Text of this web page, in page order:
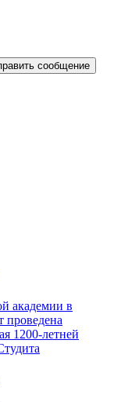
академии в
проведена
1200-летней